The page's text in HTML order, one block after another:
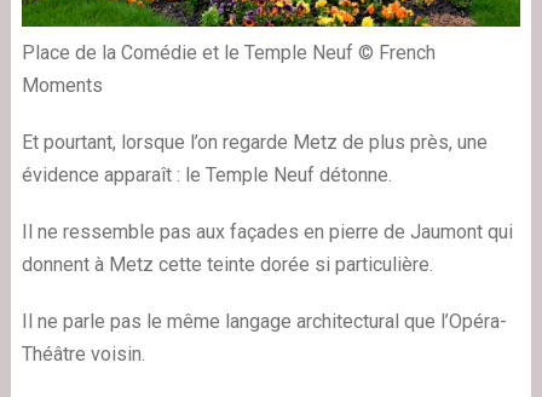
Place de la Comédie et le Temple Neuf © French
Moments
Et pourtant, lorsque l’on regarde Metz de plus près, une
évidence apparaît : le Temple Neuf détonne.
Il ne ressemble pas aux façades en pierre de Jaumont qui
donnent à Metz cette teinte dorée si particulière.
Il ne parle pas le même langage architectural que l’Opéra-
Théâtre voisin.